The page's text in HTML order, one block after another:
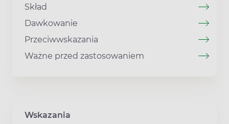
Skład
Dawkowanie
Przeciwwskazania
Ważne przed zastosowaniem
Wskazania